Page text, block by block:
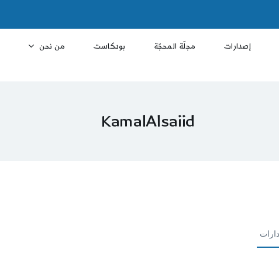
إصدارات مجلّة المحجّة بودكاست من نحن
KamalAlsaiid